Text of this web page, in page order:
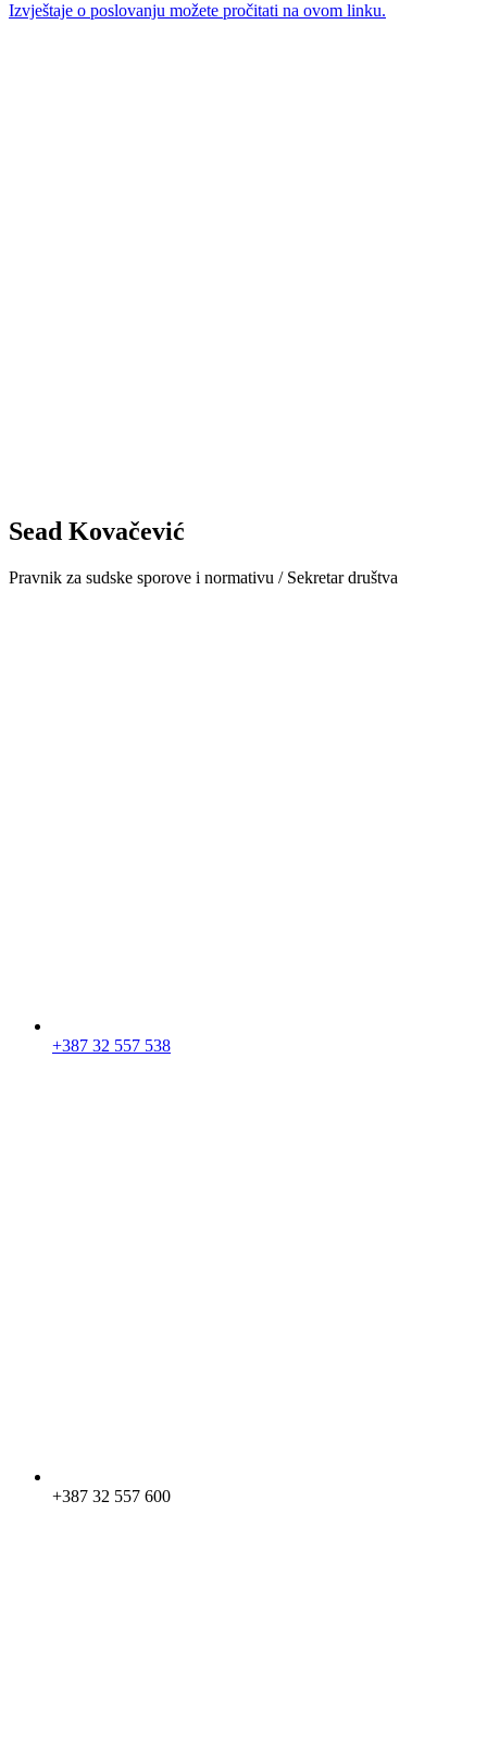
Izvještaje o poslovanju možete pročitati na ovom linku.
Sead Kovačević
Pravnik za sudske sporove i normativu / Sekretar društva
+387 32 557 538
+387 32 557 600